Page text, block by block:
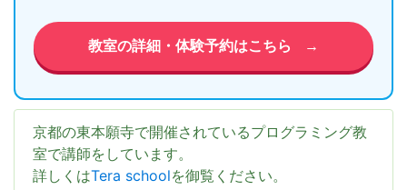
教室の詳細・体験予約はこちら →
京都の東本願寺で開催されているプログラミング教
室で講師をしています。
詳しくはTera schoolを御覧ください。